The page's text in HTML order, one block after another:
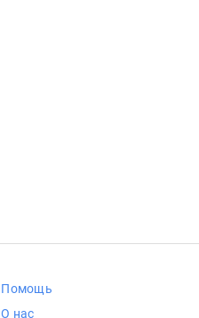
Помощь
О нас